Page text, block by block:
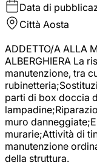
Data di
Città Aosta
ADDETTO/A ALLA
ALBERGHIERA La
manutenzione, tra
parti di box doccia
muro
murarie;Attività di
manutenzione
della struttura.